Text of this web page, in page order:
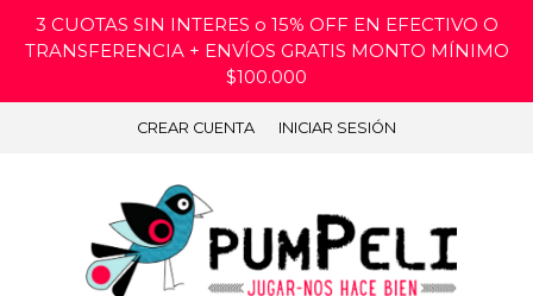
3 CUOTAS SIN INTERES o 15% OFF EN EFECTIVO O
TRANSFERENCIA + ENVÍOS GRATIS MONTO MÍNIMO
$100.000
CREAR CUENTA INICIAR SESIÓN